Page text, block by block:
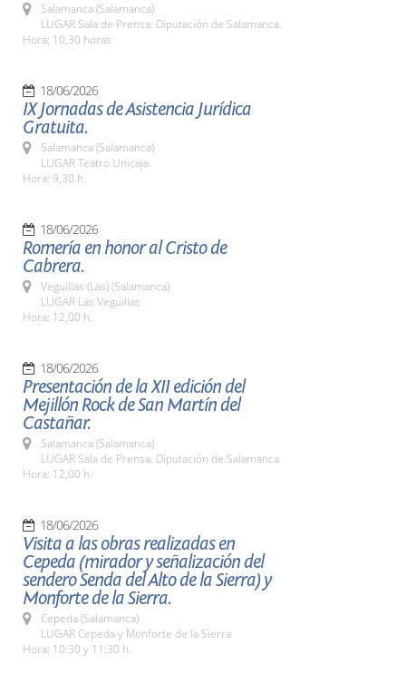
Salamanca (Salamanca)
LUGAR Sala de Prensa. Diputación de Salamanca.
Hora: 10,30 horas
18/06/2026
IX Jornadas de Asistencia Jurídica
Gratuita.
Salamanca (Salamanca)
LUGAR Teatro Unicaja
Hora: 9,30 h.
18/06/2026
Romería en honor al Cristo de
Cabrera.
Veguillas (Las) (Salamanca)
LUGAR Las Veguillas
Hora: 12,00 h.
18/06/2026
Presentación de la XII edición del
Mejillón Rock de San Martín del
Castañar.
Salamanca (Salamanca)
LUGAR Sala de Prensa. Diputación de Salamanca
Hora: 12,00 h.
18/06/2026
Visita a las obras realizadas en
Cepeda (mirador y señalización del
sendero Senda del Alto de la Sierra) y
Monforte de la Sierra.
Cepeda (Salamanca)
LUGAR Cepeda y Monforte de la Sierra
Hora: 10:30 y 11:30 h.